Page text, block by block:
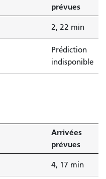
prévues
2, 22 min
Prédiction
indisponible
Arrivées
prévues
4, 17 min